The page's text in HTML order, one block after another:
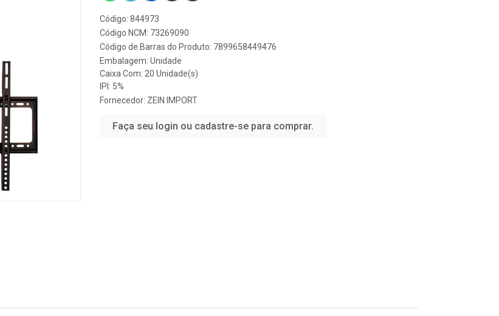
Código: 844973
Código NCM: 73269090
Código de Barras do Produto: 7899658449476
Embalagem: Unidade
Caixa Com: 20 Unidade(s)
IPI: 5%
Fornecedor: ZEIN IMPORT
Faça seu login ou cadastre-se para comprar.